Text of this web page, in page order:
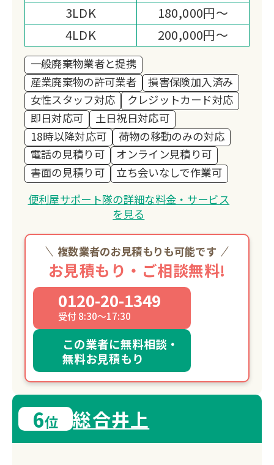
3LDK
180,000円～
4LDK
200,000円～
一般廃棄物業者と提携
産業廃棄物の許可業者
損害保険加入済み
女性スタッフ対応
クレジットカード対応
即日対応可
土日祝日対応可
18時以降対応可
荷物の移動のみの対応
電話の見積り可
オンライン見積り可
書面の見積り可
立ち会いなしで作業可
便利屋サポート隊の詳細な料金・サービス
を見る
複数業者のお見積もりも可能です
お見積もり・ご相談無料!
0120-20-1349
受付 8:30～17:30
この業者に無料相談・
無料お見積もり
6位 総合井上